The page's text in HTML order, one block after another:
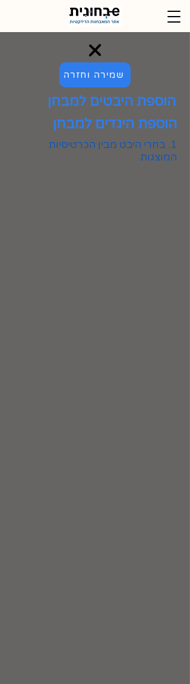
שמירה וחזרה
הוספת היבטים למבחן
הוספת היגדים למבחן
1. בחרי היבט מבין הכרטיסיות
המוצגות